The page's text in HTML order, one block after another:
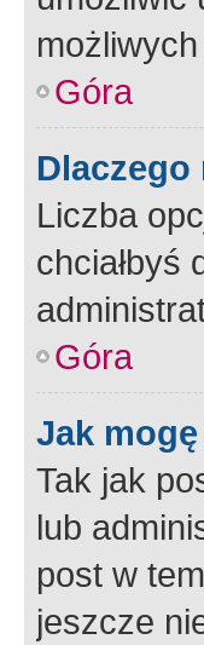
Góra
Liczba
chciałbyś
Góra
Jak
Tak jak
lub
post w
jeszcze